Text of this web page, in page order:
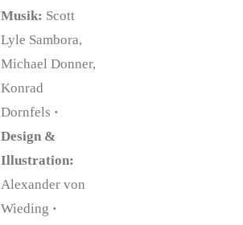
Musik: Scott
Lyle Sambora,
Michael Donner,
Konrad
Dornfels ·
Design &
Illustration:
Alexander von
Wieding ·